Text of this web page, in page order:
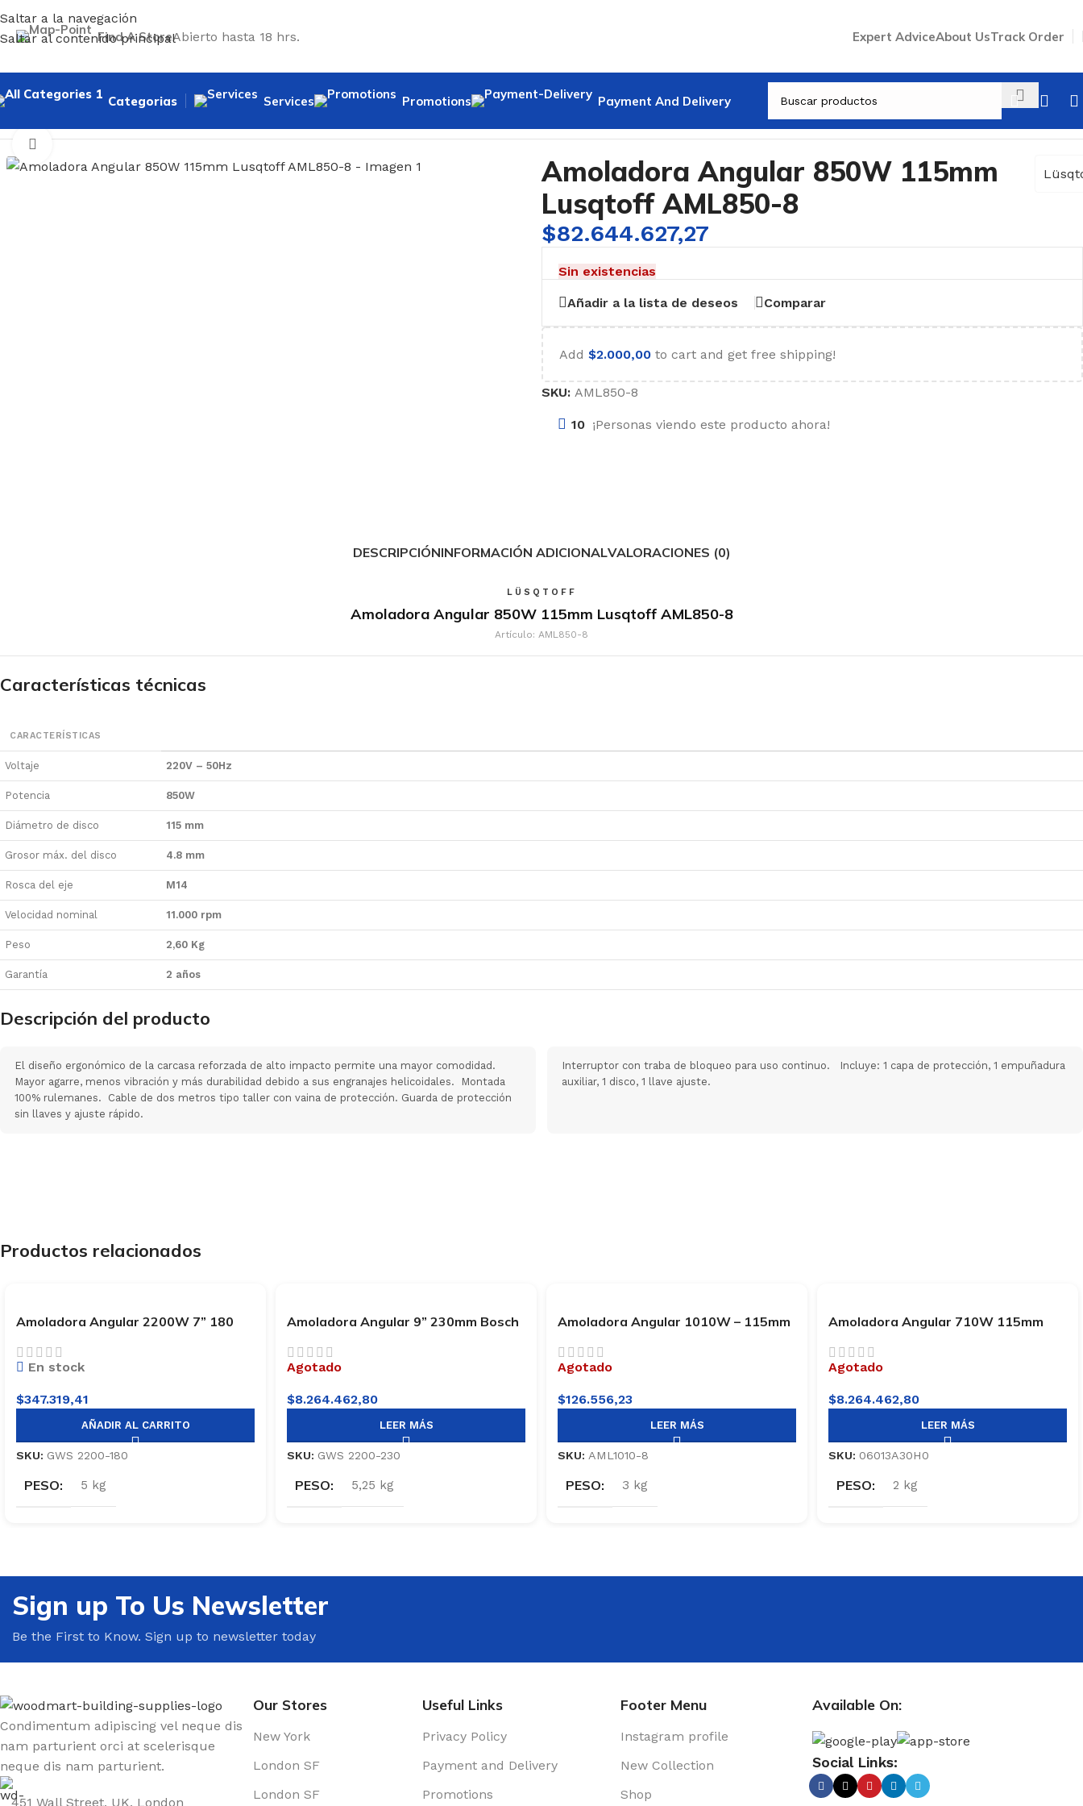
Saltar a la navegación
Saltar al contenido principal
Find A StoreAbierto hasta 18 hrs. Expert AdviceAbout UsTrack Order
Categorias Services Promotions
Payment And Delivery
Amoladora Angular 850W 115mm
Lusqtoff AML850-8
$82.644.627,27
Sin existencias
Añadir a la lista de deseos Comparar
Add $2.000,00 to cart and get free shipping!
SKU: AML850-8
10 ¡Personas viendo este producto ahora!
DESCRIPCIÓNINFORMACIÓN ADICIONALVALORACIONES (0)
LÜSQTOFF
Amoladora Angular 850W 115mm Lusqtoff AML850-8
Artículo: AML850-8
Características técnicas
CARACTERÍSTICAS
Voltaje 220V – 50Hz
Potencia 850W
Diámetro de disco 115 mm
Grosor máx. del disco 4.8 mm
Rosca del eje M14
Velocidad nominal 11.000 rpm
Peso 2,60 Kg
Garantía 2 años
Descripción del producto
El diseño ergonómico de la carcasa reforzada de alto impacto permite una mayor comodidad.
Mayor agarre, menos vibración y más durabilidad debido a sus engranajes helicoidales. Montada
100% rulemanes. Cable de dos metros tipo taller con vaina de protección. Guarda de protección
sin llaves y ajuste rápido.
Interruptor con traba de bloqueo para uso continuo. Incluye: 1 capa de protección, 1 empuñadura
auxiliar, 1 disco, 1 llave ajuste.
Productos relacionados
Amoladora Angular 2200W 7” 180
En stock
$347.319,41
AÑADIR AL CARRITO
SKU: GWS 2200-180
PESO 5 kg
Amoladora Angular 9” 230mm Bosch
Agotado
$8.264.462,80
LEER MÁS
SKU: GWS 2200-230
PESO 5,25 kg
Amoladora Angular 1010W – 115mm
Agotado
$126.556,23
LEER MÁS
SKU: AML1010-8
PESO 3 kg
Amoladora Angular 710W 115mm
Agotado
$8.264.462,80
LEER MÁS
SKU: 06013A30H0
PESO 2 kg
Sign up To Us Newsletter
Be the First to Know. Sign up to newsletter today
Condimentum adipiscing vel neque dis
nam parturient orci at scelerisque
neque dis nam parturient.
451 Wall Street, UK, London
Our Stores
New York
London SF
London SF
Useful Links
Privacy Policy
Payment and Delivery
Promotions
Footer Menu
Instagram profile
New Collection
Shop
Available On:
Social Links: